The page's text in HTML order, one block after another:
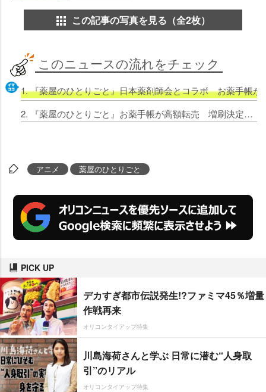
この記事の写真を見る（全2枚）
このニュースの流れをチェック
1. 『薬屋のひとりごと』日本薬剤師会とコラボ お薬手帳が
2. 『薬屋のひとりごと』お薬手帳が高額転売 増刷決定で注意喚起「購入もお控えください」
アニメ 薬屋のひとりごと
PICK UP
デカすぎ都市伝説発生!?ファミマ45％増量
作戦再来
オリコンタイアップ特集
川島海荷さんと学ぶ 日常に潜む“人身取
引”のリアル
オリコンタイアップ特集